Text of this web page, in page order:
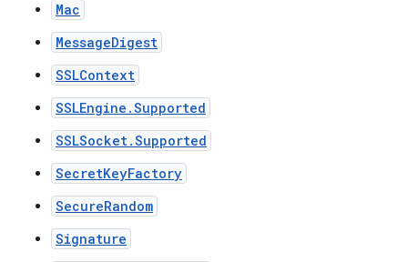
Mac
MessageDigest
SSLContext
SSLEngine.Supported
SSLSocket.Supported
SecretKeyFactory
SecureRandom
Signature